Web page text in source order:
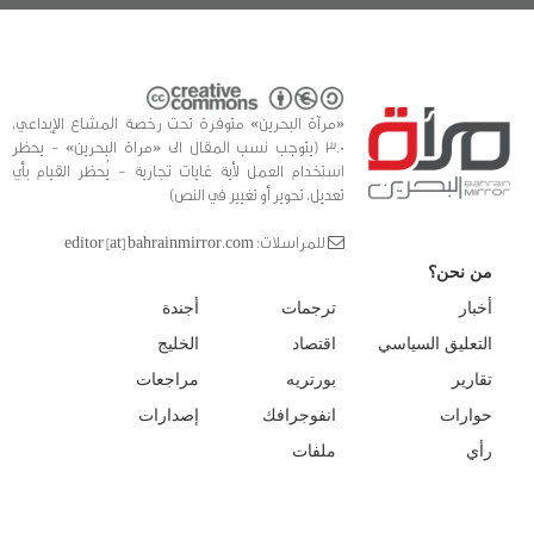
«مرآة البحرين» متوفرة تحت رخصة المشاع الإبداعي،
3.0 (يتوجب نسب المقال الى «مراة البحرين» - يحظر
استخدام العمل لأية غايات تجارية - يُحظر القيام بأي
تعديل، تحوير أو تغيير في النص)
للمراسلات: editor [at] bahrainmirror.com
من نحن؟
أخبار
التعليق السياسي
تقارير
حوارات
رأي
ترجمات
اقتصاد
بورتريه
انفوجرافك
ملفات
أجندة
الخليج
مراجعات
إصدارات